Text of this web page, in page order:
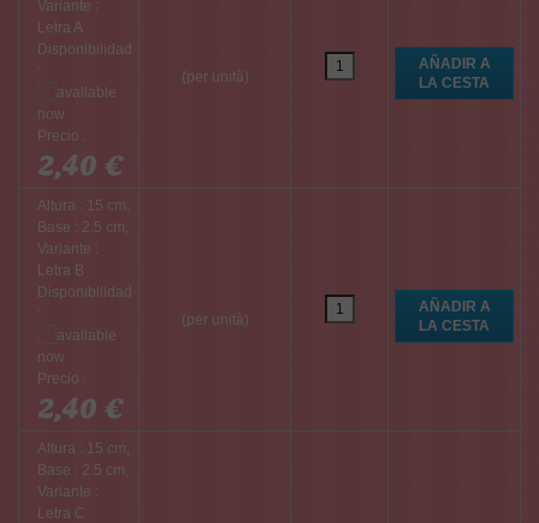
Variante :
Letra A
Disponibilidad
:
Precio :
2,40 €
(per unità)
Altura : 15 cm,
Base : 2.5 cm,
Variante :
Letra B
Disponibilidad
:
Precio :
2,40 €
(per unità)
Altura : 15 cm,
Base : 2.5 cm,
Variante :
Letra C